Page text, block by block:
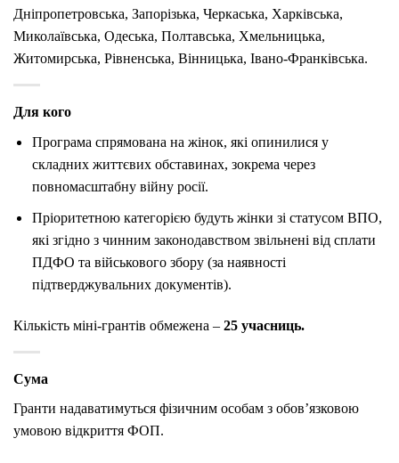
Дніпропетровська, Запорізька, Черкаська, Харківська,
Миколаївська, Одеська, Полтавська, Хмельницька,
Житомирська, Рівненська, Вінницька, Івано-Франківська.
Для кого
Програма спрямована на жінок, які опинилися у
складних життєвих обставинах, зокрема через
повномасштабну війну росії.
Пріоритетною категорією будуть жінки зі статусом ВПО,
які згідно з чинним законодавством звільнені від сплати
ПДФО та військового збору (за наявності
підтверджувальних документів).
Кількість міні-грантів обмежена – 25 учасниць.
Сума
Гранти надаватимуться фізичним особам з обов’язковою
умовою відкриття ФОП.